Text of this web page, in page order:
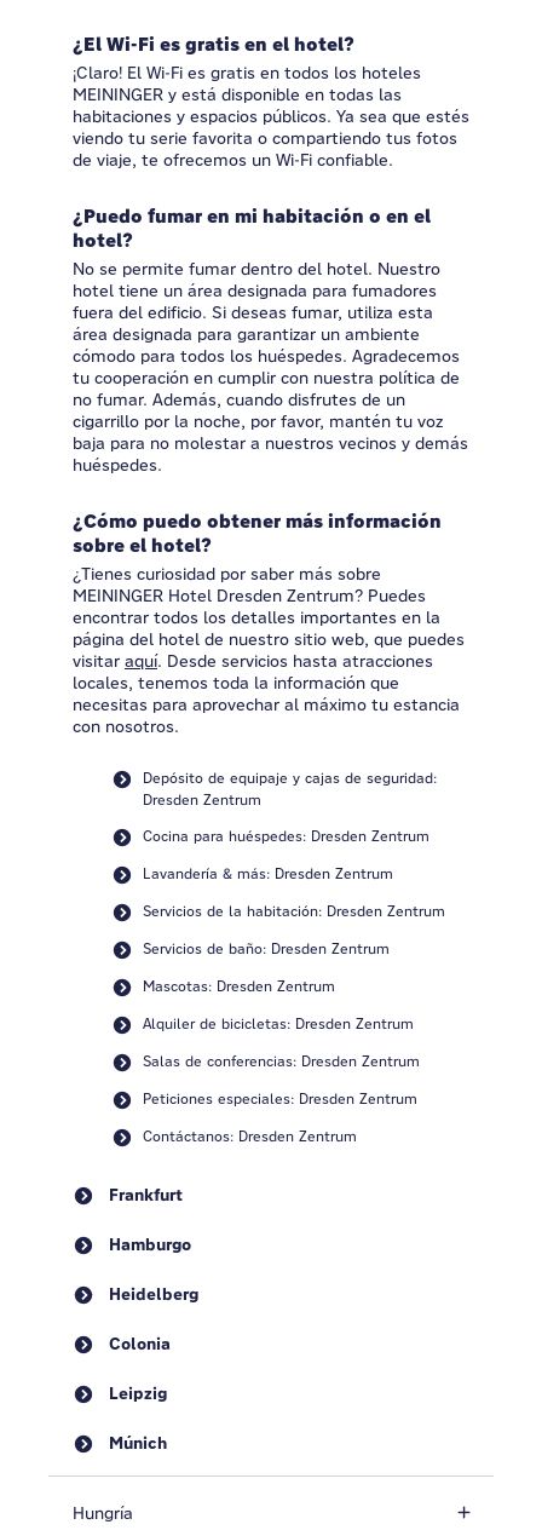
¿El Wi-Fi es gratis en el hotel?
¡Claro! El Wi-Fi es gratis en todos los hoteles
MEININGER y está disponible en todas las
habitaciones y espacios públicos. Ya sea que estés
viendo tu serie favorita o compartiendo tus fotos
de viaje, te ofrecemos un Wi-Fi confiable.
¿Puedo fumar en mi habitación o en el
hotel?
No se permite fumar dentro del hotel. Nuestro
hotel tiene un área designada para fumadores
fuera del edificio. Si deseas fumar, utiliza esta
área designada para garantizar un ambiente
cómodo para todos los huéspedes. Agradecemos
tu cooperación en cumplir con nuestra política de
no fumar. Además, cuando disfrutes de un
cigarrillo por la noche, por favor, mantén tu voz
baja para no molestar a nuestros vecinos y demás
huéspedes.
¿Cómo puedo obtener más información
sobre el hotel?
¿Tienes curiosidad por saber más sobre
MEININGER Hotel Dresden Zentrum? Puedes
encontrar todos los detalles importantes en la
página del hotel de nuestro sitio web, que puedes
visitar aquí. Desde servicios hasta atracciones
locales, tenemos toda la información que
necesitas para aprovechar al máximo tu estancia
con nosotros.
Depósito de equipaje y cajas de seguridad:
Dresden Zentrum
Cocina para huéspedes: Dresden Zentrum
Lavandería & más: Dresden Zentrum
Servicios de la habitación: Dresden Zentrum
Servicios de baño: Dresden Zentrum
Mascotas: Dresden Zentrum
Alquiler de bicicletas: Dresden Zentrum
Salas de conferencias: Dresden Zentrum
Peticiones especiales: Dresden Zentrum
Contáctanos: Dresden Zentrum
Frankfurt
Hamburgo
Heidelberg
Colonia
Leipzig
Múnich
Hungría